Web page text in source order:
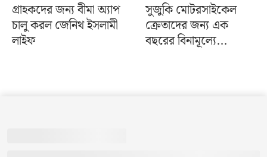
গ্রাহকদের জন্য বীমা অ্যাপ
চালু করল জেনিথ ইসলামী
লাইফ
সুজুকি মোটরসাইকেল
ক্রেতাদের জন্য এক
বছরের বিনামূল্যে...